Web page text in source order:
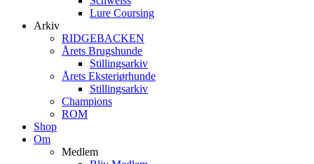
Lure Coursing
Arkiv
RIDGEBACKEN
Årets Brugshunde
Stillingsarkiv
Årets Eksteriørhunde
Stillingsarkiv
Champions
ROM
Shop
Om
Medlem